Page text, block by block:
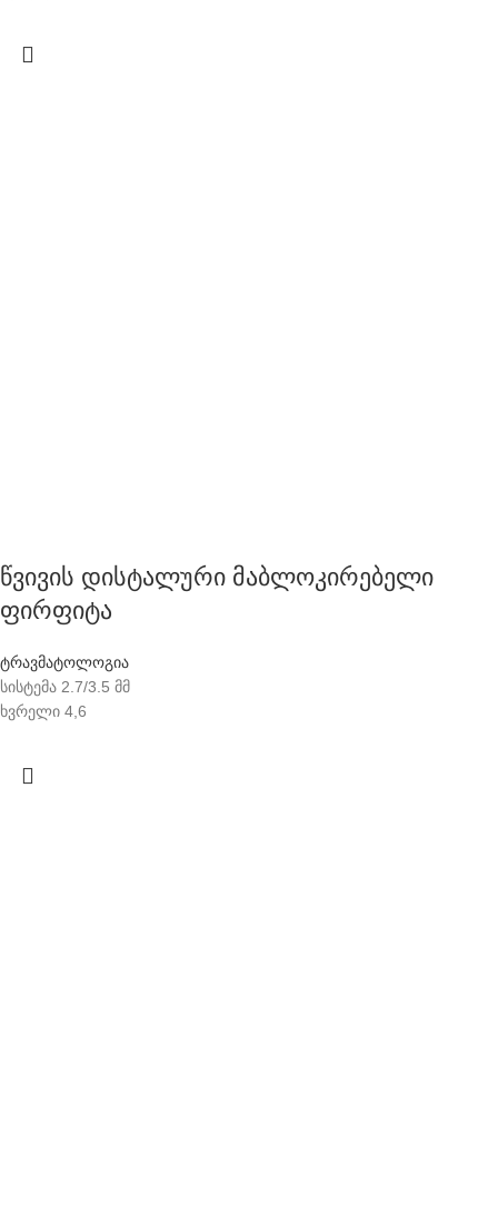
წვივის დისტალური მაბლოკირებელი
ფირფიტა
ტრავმატოლოგია
სისტემა 2.7/3.5 მმ
ხვრელი 4,6